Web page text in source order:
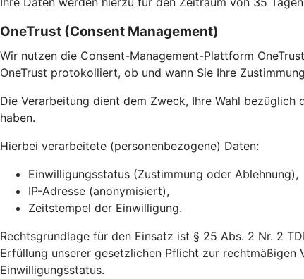
OneTrust (Consent Management)
Wir nutzen die Consent-Management-Plattform
OneTrust protokolliert, ob und wann Sie Ihre
Die Verarbeitung dient dem Zweck, Ihre Wahl
haben.
Hierbei verarbeitete (personenbezogene) Daten:
Einwilligungsstatus (Zustimmung oder Ablehnung),
IP-Adresse (anonymisiert),
Zeitstempel der Einwilligung.
Rechtsgrundlage für den Einsatz ist § 25 Abs. 2 Nr. 2
Erfüllung unserer gesetzlichen Pflicht zur rechtmäßigen
Einwilligungsstatus.